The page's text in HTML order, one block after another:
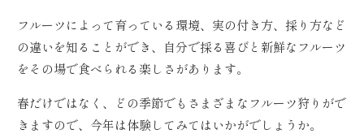
フルーツによって育っている環境、実の付き方、採り方など
の違いを知ることができ、自分で採る喜びと新鮮なフルーツ
をその場で食べられる楽しさがあります。
春だけではなく、どの季節でもさまざまなフルーツ狩りがで
きますので、今年は体験してみてはいかがでしょうか。